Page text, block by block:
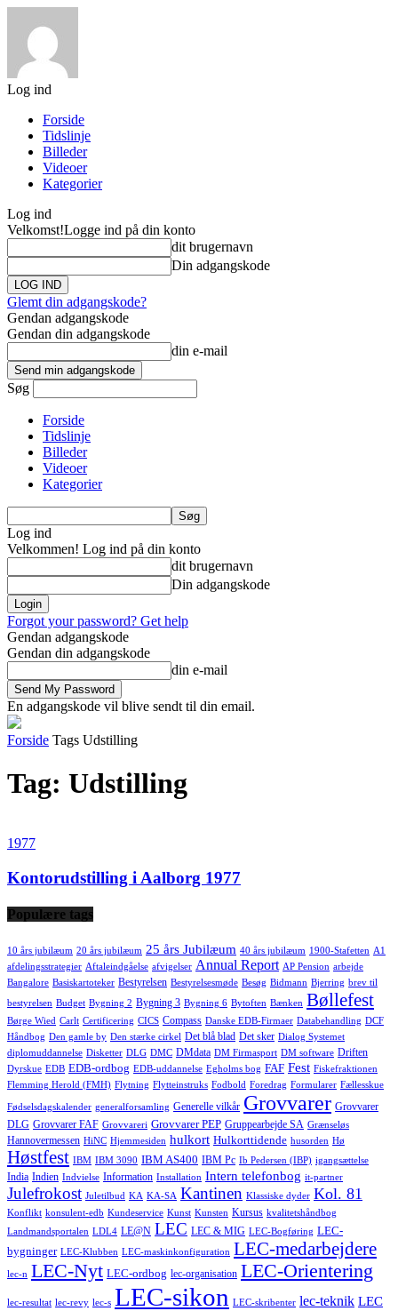
Log ind
Forside
Tidslinje
Billeder
Videoer
Kategorier
Log ind
Velkomst!Logge ind på din konto
dit brugernavn
Din adgangskode
Glemt din adgangskode?
Gendan adgangskode
Gendan din adgangskode
din e-mail
Søg
Forside
Tidslinje
Billeder
Videoer
Kategorier
Log ind
Velkommen! Log ind på din konto
dit brugernavn
Din adgangskode
Forgot your password? Get help
Gendan adgangskode
Gendan din adgangskode
din e-mail
En adgangskode vil blive sendt til din email.
Forside Tags Udstilling
Tag: Udstilling
1977
Kontorudstilling i Aalborg 1977
Populære tags
10 års jubilæum 20 års jubilæum 25 års Jubilæum 40 års jubilæum 1900-Stafetten A1
afdelingsstrategier Aftaleindgåelse afvigelser Annual Report AP Pension arbejde
Bangalore Basiskartoteker Bestyrelsen Bestyrelsesmøde Besøg Bidmann Bjerring brev til
bestyrelsen Budget Bygning 2 Bygning 3 Bygning 6 Bytoften Bænken Bøllefest
Børge Wied Carlt Certificering CICS Compass Danske EDB-Firmaer Databehandling DCF
Håndbog Den gamle by Den stærke cirkel Det blå blad Det sker Dialog Systemet
diplomuddannelse Disketter DLG DMC DMdata DM Firmasport DM software Driften
Dyrskue EDB EDB-ordbog EDB-uddannelse Egholms bog FAF Fest Fiskefraktionen
Flemming Herold (FMH) Flytning Flytteinstruks Fodbold Foredrag Formularer Fællesskue
Fødselsdagskalender generalforsamling Generelle vilkår Grovvarer Grovvarer
DLG Grovvarer FAF Grovvareri Grovvarer PEP Gruppearbejde SA Grænseløs
Hannovermessen HiNC Hjemmesiden hulkort Hulkorttidende husorden Hø
Høstfest IBM IBM 3090 IBM AS400 IBM Pc Ib Pedersen (IBP) igangsættelse
India Indien Indvielse Information Installation Intern telefonbog it-partner
Julefrokost Juletilbud KA KA-SA Kantinen Klassiske dyder Kol. 81
Konflikt konsulent-edb Kundeservice Kunst Kunsten Kursus kvalitetshåndbog
Landmandsportalen LDL4 LE@N LEC LEC & MIG LEC-Bogføring LEC-
bygninger LEC-Klubben LEC-maskinkonfiguration LEC-medarbejdere
lec-n LEC-Nyt LEC-ordbog lec-organisation LEC-Orientering
lec-resultat lec-revy lec-s LEC-sikon LEC-skribenter lec-teknik LEC